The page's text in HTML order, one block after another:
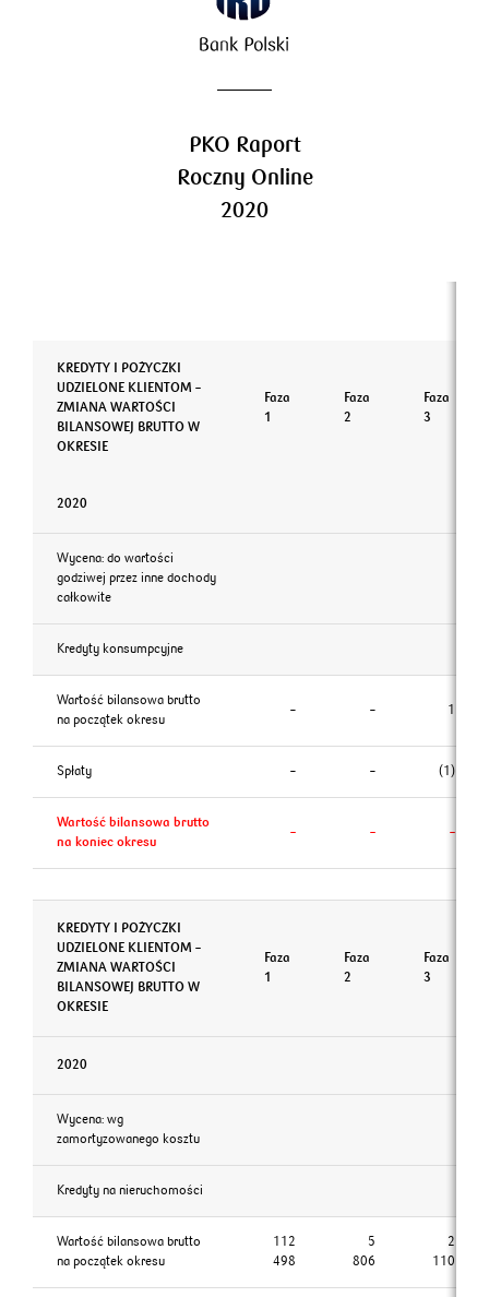
Adekwatność kapitałowa
Strategia PKO Bank Przyszłości
PKO Raport
Roczny Online
2020
KREDYTY I POŻYCZKI
UDZIELONE KLIENTOM –
ZMIANA WARTOŚCI
BILANSOWEJ BRUTTO W
OKRESIE
Faza
1
Faza
2
Faza
3
2020
Wycena: do wartości
godziwej przez inne dochody
całkowite
Kredyty konsumpcyjne
Wartość bilansowa brutto
na początek okresu
– – 1
Spłaty – – (1)
Wartość bilansowa brutto
na koniec okresu
– – –
KREDYTY I POŻYCZKI
UDZIELONE KLIENTOM –
ZMIANA WARTOŚCI
BILANSOWEJ BRUTTO W
OKRESIE
Faza
1
Faza
2
Faza
3
2020
Wycena: wg
zamortyzowanego kosztu
Kredyty na nieruchomości
Wartość bilansowa brutto
na początek okresu
112
498
5
806
2
110